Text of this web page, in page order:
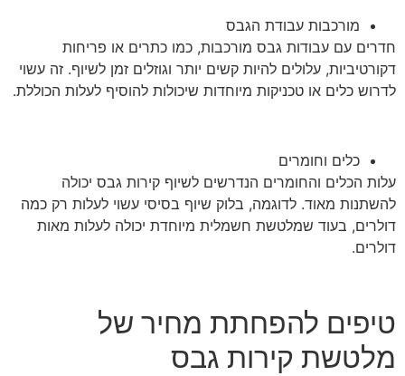
מורכבות עבודת הגבס
חדרים עם עבודות גבס מורכבות, כמו כתרים או פריחות
דקורטיביות, עלולים להיות קשים יותר וגוזלים זמן לשיוף. זה עשוי
לדרוש כלים או טכניקות מיוחדות שיכולות להוסיף לעלות הכוללת.
כלים וחומרים
עלות הכלים והחומרים הנדרשים לשיוף קירות גבס יכולה
להשתנות מאוד. לדוגמה, בלוק שיוף בסיסי עשוי לעלות רק כמה
דולרים, בעוד שמלטשת חשמלית מיוחדת יכולה לעלות מאות
דולרים.
טיפים להפחתת מחיר של
מלטשת קירות גבס